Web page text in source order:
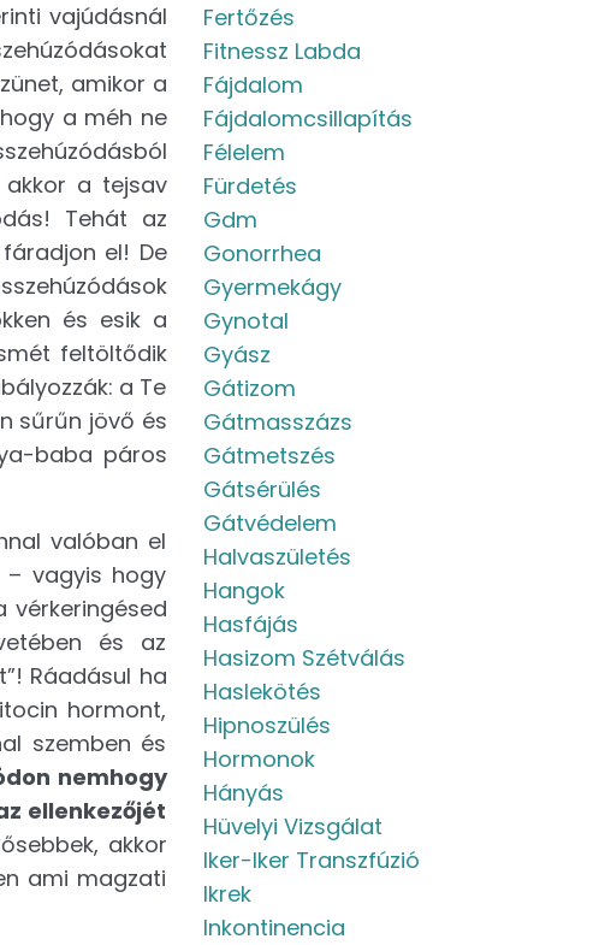
vajúdásnál
amikor a
a méh ne
akkor a tejsav
Tehát az
el! De
és esik a
feltöltődik
a Te
sűrűn jövő és
baba páros
valóban el
– vagyis hogy
vérkeringésed
és az
Ráadásul ha
hormont,
szemben és
nemhogy
ellenkezőjét
akkor
ami magzati
Fertőzés
Fitnessz Labda
Fájdalom
Fájdalomcsillapítás
Félelem
Fürdetés
Gdm
Gonorrhea
Gyermekágy
Gynotal
Gyász
Gátizom
Gátmasszázs
Gátmetszés
Gátsérülés
Gátvédelem
Halvaszületés
Hangok
Hasfájás
Hasizom Szétválás
Haslekötés
Hipnoszülés
Hormonok
Hányás
Hüvelyi Vizsgálat
Iker-Iker Transzfúzió
Ikrek
Inkontinencia